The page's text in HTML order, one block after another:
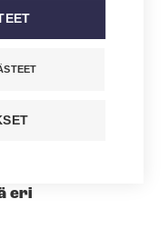
parantaa am­
ja
Sosiaali- ja
mielestä
eri